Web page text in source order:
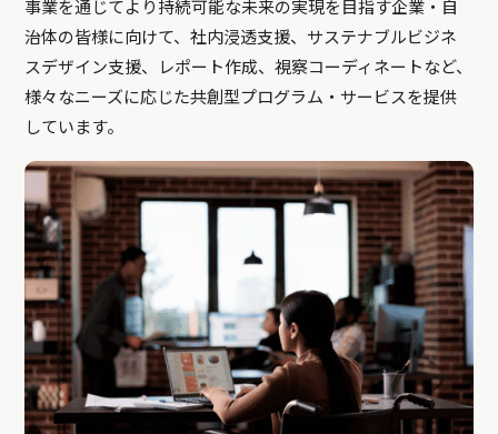
事業を通じてより持続可能な未来の実現を目指す企業・自
治体の皆様に向けて、社内浸透支援、サステナブルビジネ
スデザイン支援、レポート作成、視察コーディネートなど、
様々なニーズに応じた共創型プログラム・サービスを提供
しています。